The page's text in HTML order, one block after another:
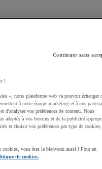
Volley
Continuer sans
!
», notre plateforme web va pouvoir échanger
à notre équipe marketing et à nos
d'analyser vos préférences de contenu. Nous
adaptés à vos besoins et de la publicité
et choisir vos préférences par type de cookies,
vous êtes le bienvenu aussi ! Pour en
de cookies.